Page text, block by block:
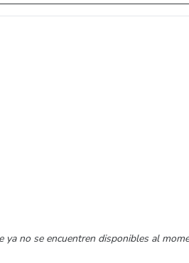
no se encuentren disponibles al